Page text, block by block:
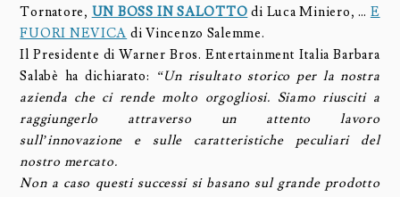
Tornatore, UN BOSS IN SALOTTO di Luca Miniero, … E
FUORI NEVICA di Vincenzo Salemme.
Il Presidente di Warner Bros. Entertainment Italia Barbara
Salabè ha dichiarato: “Un risultato storico per la nostra
azienda che ci rende molto orgogliosi. Siamo riusciti a
raggiungerlo attraverso un attento lavoro
sull’innovazione e sulle caratteristiche peculiari del
nostro mercato.
Non a caso questi successi si basano sul grande prodotto